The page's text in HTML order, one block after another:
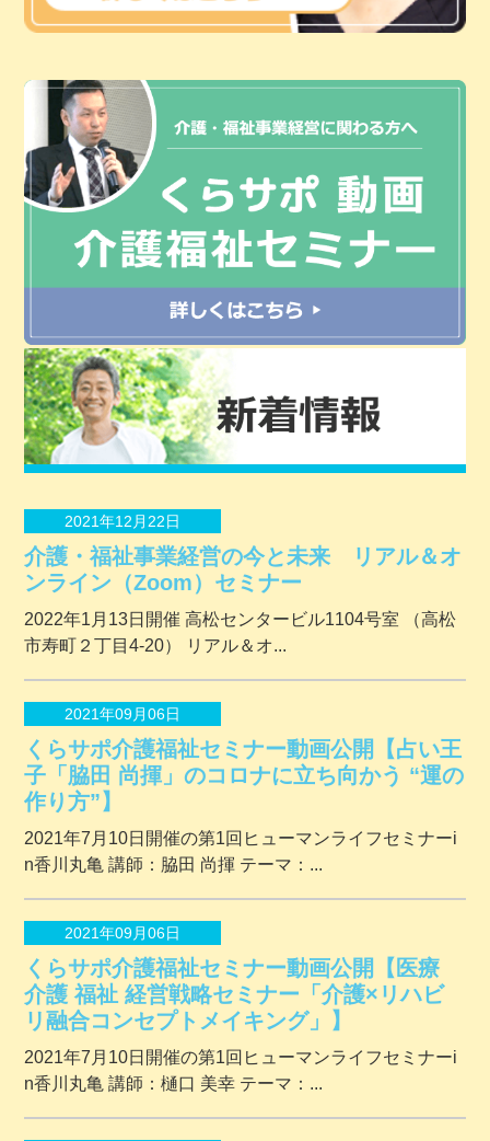
2021年12月22日
介護・福祉事業経営の今と未来 リアル＆オ
ンライン（Zoom）セミナー
2022年1月13日開催 ⾼松センタービル1104号室 （⾼松
市寿町２丁⽬4-20） リアル＆オ...
2021年09月06日
くらサポ介護福祉セミナー動画公開【占い王
子「脇田 尚揮」のコロナに立ち向かう “運の
作り方”】
2021年7月10日開催の第1回ヒューマンライフセミナーi
n香川丸亀 講師：脇田 尚揮 テーマ：...
2021年09月06日
くらサポ介護福祉セミナー動画公開【医療
介護 福祉 経営戦略セミナー「介護×リハビ
リ融合コンセプトメイキング」】
2021年7月10日開催の第1回ヒューマンライフセミナーi
n香川丸亀 講師：樋口 美幸 テーマ：...